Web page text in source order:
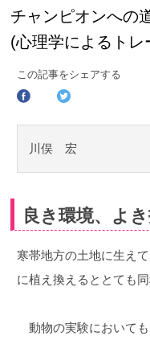
チャンピオンへの
(心理学によるト
この記事をシェアする
川俣 宏
良き環境、よ
寒帯地方の土地に生え
に植え換えるととても
動物の実験において